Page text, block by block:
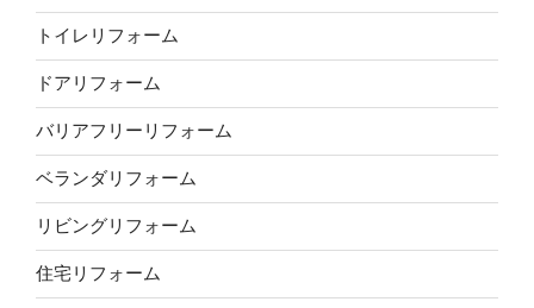
トイレリフォーム
ドアリフォーム
バリアフリーリフォーム
ベランダリフォーム
リビングリフォーム
住宅リフォーム